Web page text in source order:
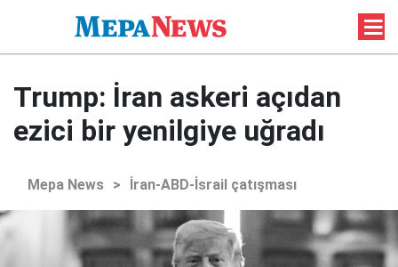
Trump: İran askeri açıdan
ezici bir yenilgiye uğradı
Mepa News > İran-ABD-İsrail çatışması